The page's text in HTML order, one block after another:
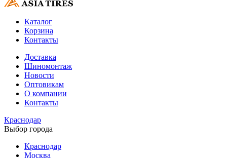
Каталог
Корзина
Контакты
Доставка
Шиномонтаж
Новости
Оптовикам
О компании
Контакты
Краснодар
Выбор города
Краснодар
Москва